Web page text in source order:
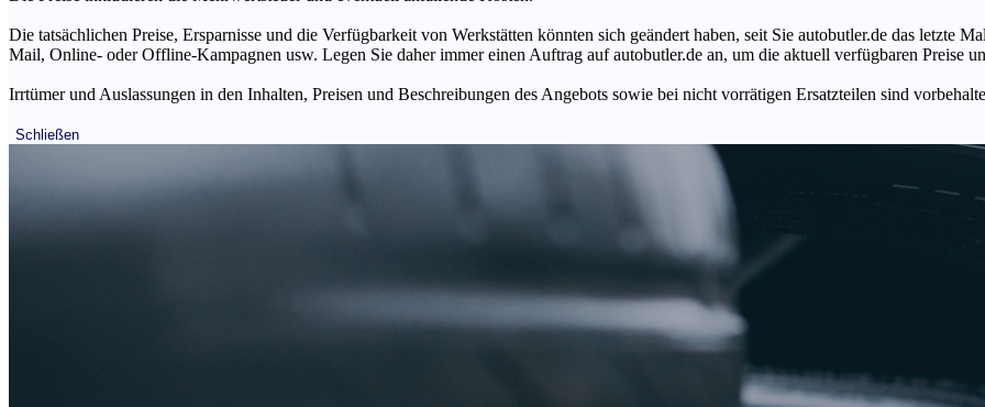
Die tatsächlichen Preise, Ersparnisse und die Verfügbarkeit von Werkstätten könnten sich geändert haben, seit Sie autobutler.de das letzte
Mail, Online- oder Offline-Kampagnen usw. Legen Sie daher immer einen Auftrag auf autobutler.de an, um die aktuell verfügbaren Preise
Irrtümer und Auslassungen in den Inhalten, Preisen und Beschreibungen des Angebots sowie bei nicht vorrätigen Ersatzteilen sind
Schließen